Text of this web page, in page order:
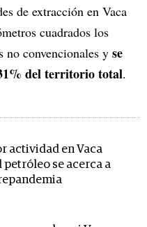
de extracción en Vaca
cuadrados los
no convencionales y se
del territorio total.
actividad en Vaca
petróleo se acerca a